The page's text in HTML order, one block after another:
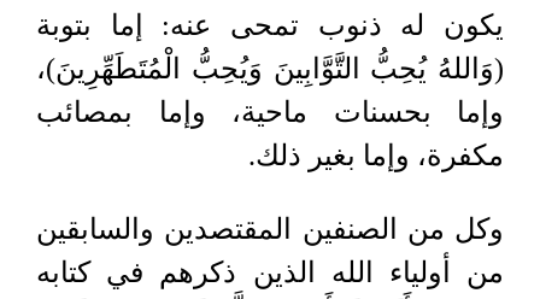
يكون له ذنوب تمحى عنه: إما بتوبة
(وَاللهُ يُحِبُّ التَّوَّابِينَ وَيُحِبُّ الْمُتَطَهِّرِينَ)،
وإما بحسنات ماحية، وإما بمصائب
مكفرة، وإما بغير ذلك.
وكل من الصنفين المقتصدين والسابقين
من أولياء الله الذين ذكرهم في كتابه